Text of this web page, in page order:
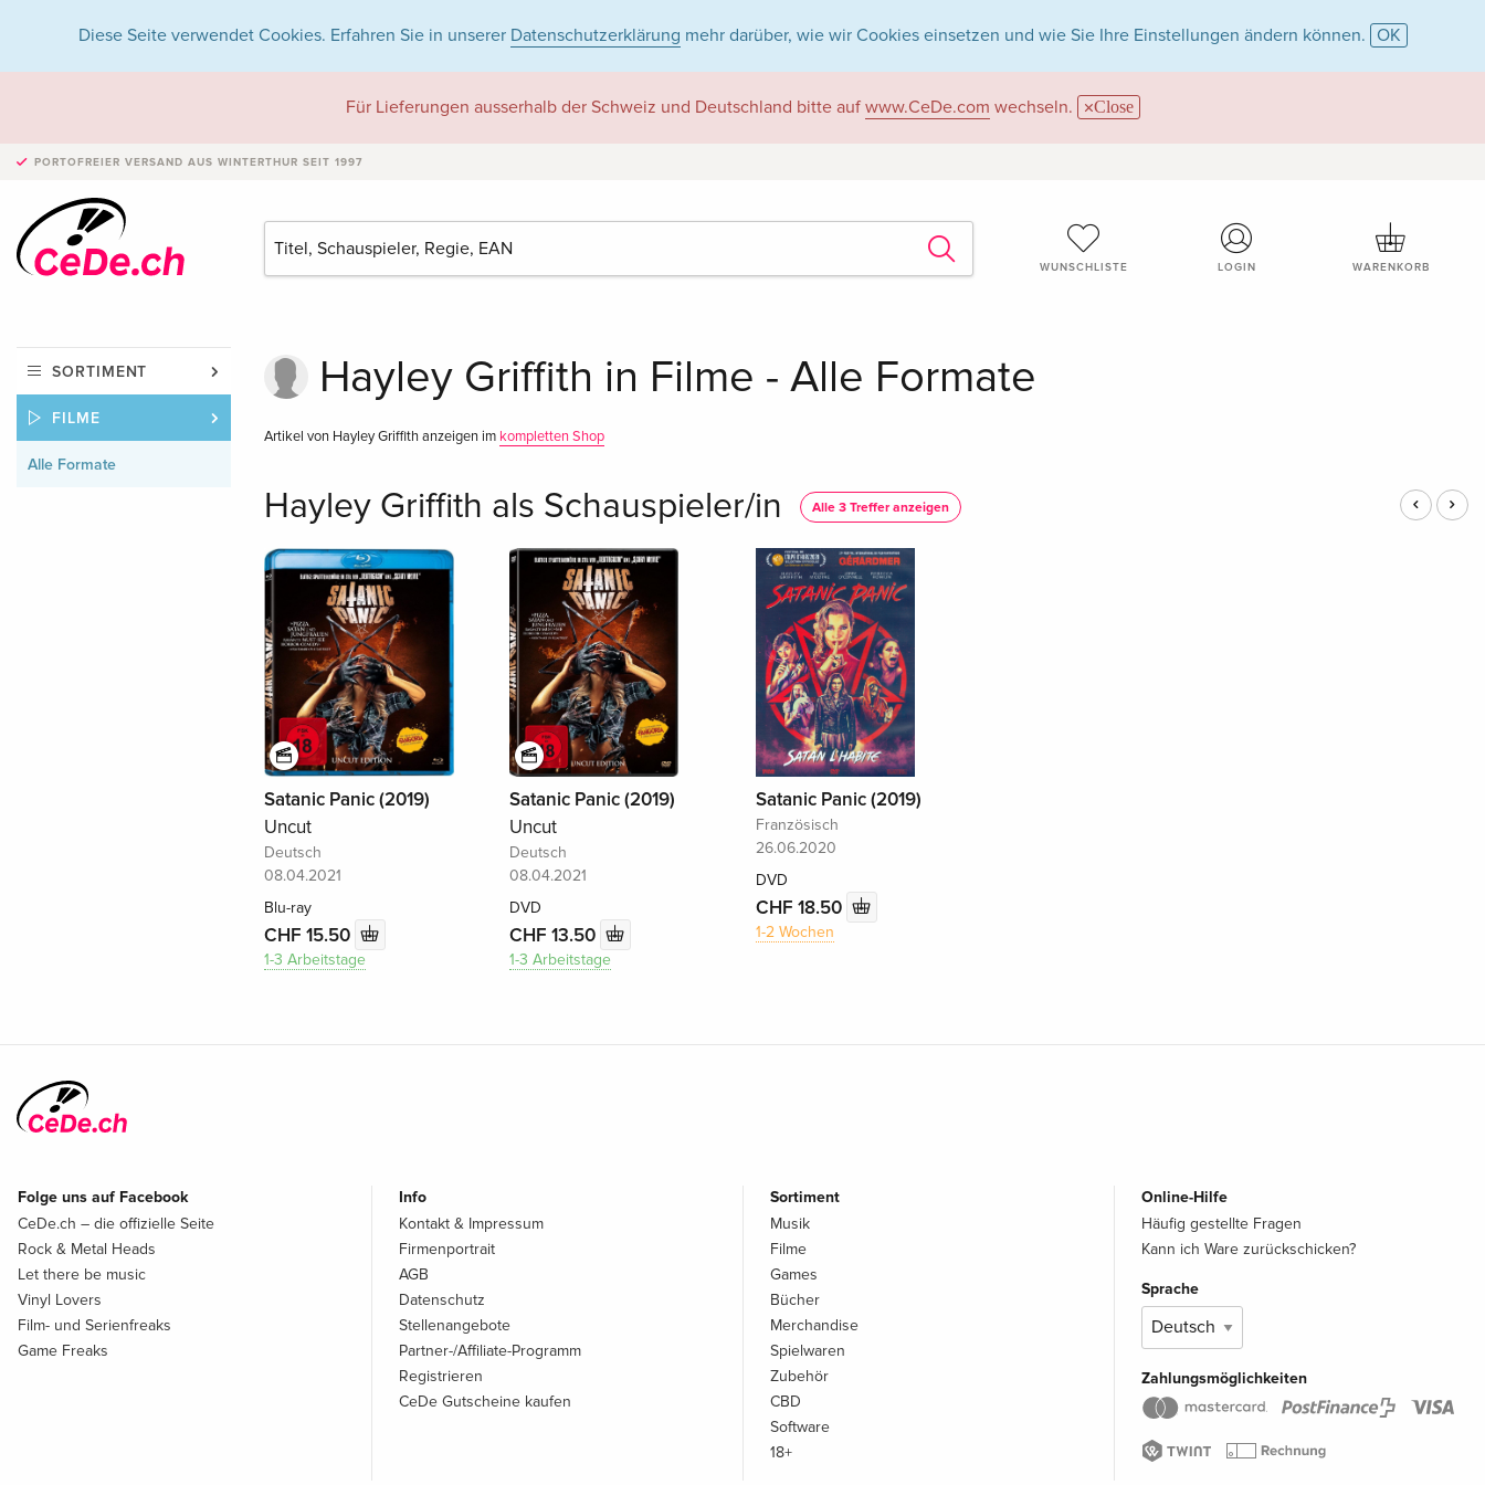
Diese Seite verwendet Cookies. Erfahren Sie in unserer Datenschutzerklärung mehr darüber, wie wir Cookies einsetzen und wie Sie Ihre Einstellungen ändern können. OK
Für Lieferungen ausserhalb der Schweiz und Deutschland bitte auf www.CeDe.com wechseln. Close
PORTOFREIER VERSAND AUS WINTERTHUR SEIT 1997
WUNSCHLISTE LOGIN WARENKORB
SORTIMENT
FILME
Alle Formate
Hayley Griffith in Filme - Alle Formate
Artikel von Hayley Griffith anzeigen im kompletten Shop
Hayley Griffith als Schauspieler/in Alle 3 Treffer anzeigen
Satanic Panic (2019)
Uncut
Deutsch
08.04.2021
Blu-ray
CHF 15.50
1-3 Arbeitstage
Satanic Panic (2019)
Uncut
Deutsch
08.04.2021
DVD
CHF 13.50
1-3 Arbeitstage
Satanic Panic (2019)
Französisch
26.06.2020
DVD
CHF 18.50
1-2 Wochen
Folge uns auf Facebook
CeDe.ch – die offizielle Seite
Rock & Metal Heads
Let there be music
Vinyl Lovers
Film- und Serienfreaks
Game Freaks
Info
Kontakt & Impressum
Firmenportrait
AGB
Datenschutz
Stellenangebote
Partner-/Affiliate-Programm
Registrieren
CeDe Gutscheine kaufen
Sortiment
Musik
Filme
Games
Bücher
Merchandise
Spielwaren
Zubehör
CBD
Software
18+
Online-Hilfe
Häufig gestellte Fragen
Kann ich Ware zurückschicken?
Sprache
Zahlungsmöglichkeiten